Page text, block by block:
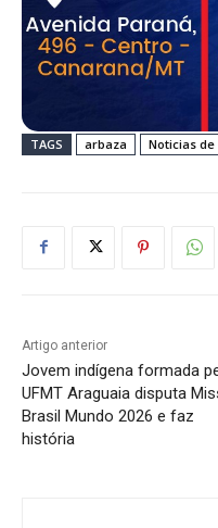
TAGS arbaza Noticias de
Artigo anterior
Jovem indígena formada
UFMT Araguaia disputa
Brasil Mundo 2026 e faz
história